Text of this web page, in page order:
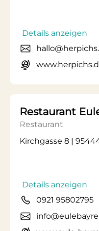
Details anzeigen
Restaurant
Restaurant
Kirchgasse 8 |
Details anzeigen
0921 95802795